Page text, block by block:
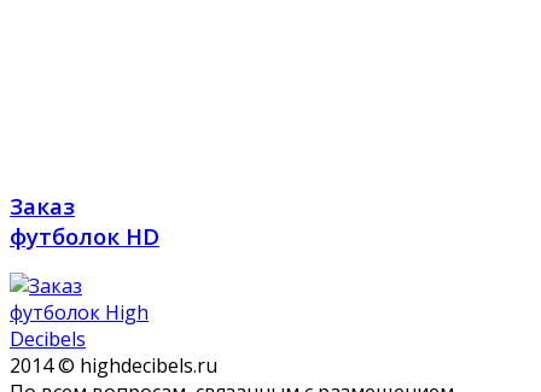
Заказ
футболок HD
2014 © highdecibels.ru